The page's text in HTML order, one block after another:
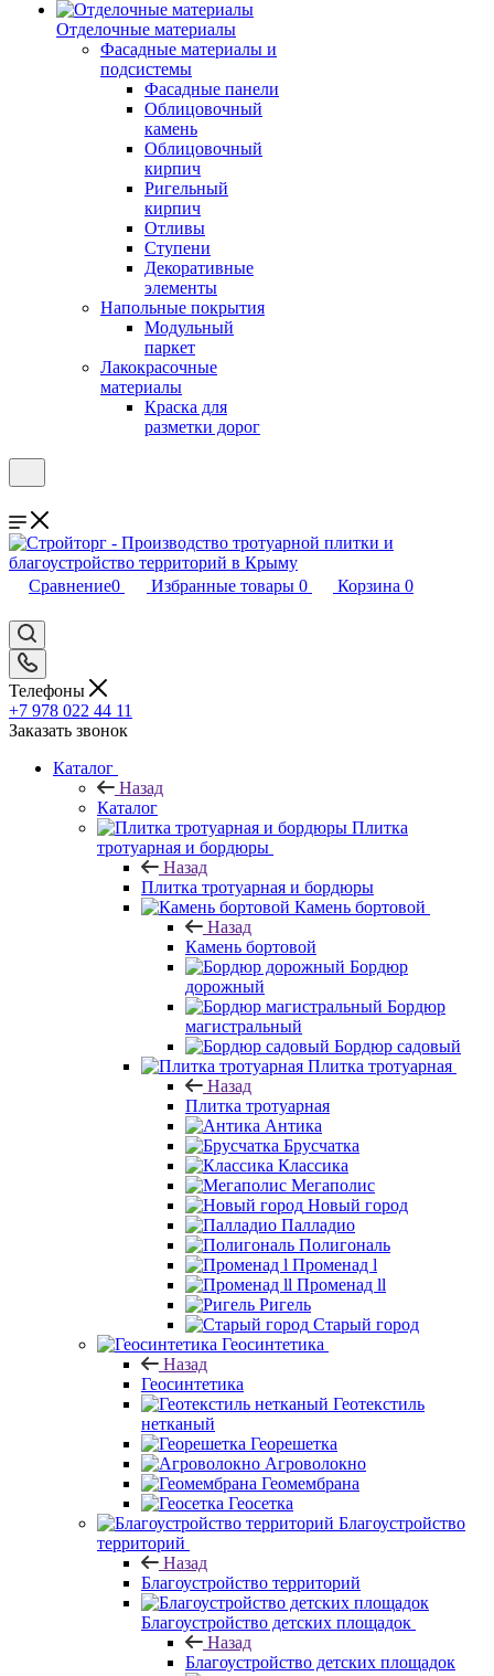
Отделочные материалы
Фасадные материалы и
подсистемы
Фасадные панели
Облицовочный
камень
Облицовочный
кирпич
Ригельный
кирпич
Отливы
Ступени
Декоративные
элементы
Напольные покрытия
Модульный
паркет
Лакокрасочные
материалы
Краска для
разметки дорог
Сравнение0 Избранные товары 0 Корзина 0
Телефоны
+7 978 022 44 11
Заказать звонок
Каталог
Назад
Каталог
Плитка
тротуарная и бордюры
Назад
Плитка тротуарная и бордюры
Камень бортовой
Назад
Камень бортовой
Бордюр
дорожный
Бордюр
магистральный
Бордюр садовый
Плитка тротуарная
Назад
Плитка тротуарная
Антика
Брусчатка
Классика
Мегаполис
Новый город
Палладио
Полигональ
Променад l
Променад ll
Ригель
Старый город
Геосинтетика
Назад
Геосинтетика
Геотекстиль
нетканый
Георешетка
Агроволокно
Геомембрана
Геосетка
Благоустройство
территорий
Назад
Благоустройство территорий
Благоустройство детских площадок
Назад
Благоустройство детских площадок